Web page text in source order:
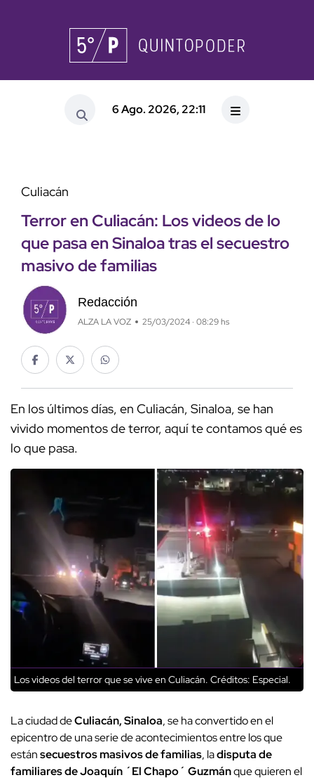
6 Ago. 2026, 22:11
Culiacán
Terror en Culiacán: Los videos de lo
que pasa en Sinaloa tras el secuestro
masivo de familias
Redacción
ALZA LA VOZ 25/03/2024 · 08:29 hs
En los últimos días, en Culiacán, Sinaloa, se han
vivido momentos de terror, aquí te contamos qué es
lo que pasa.
Los videos del terror que se vive en Culiacán. Créditos: Especial.
La ciudad deCuliacán, Sinaloa, se ha convertido en el
epicentro de una serie de acontecimientos entre los que
estánsecuestros masivos de familias, ladisputa de
familiares de Joaquín ´El Chapo´ Guzmánque quieren el